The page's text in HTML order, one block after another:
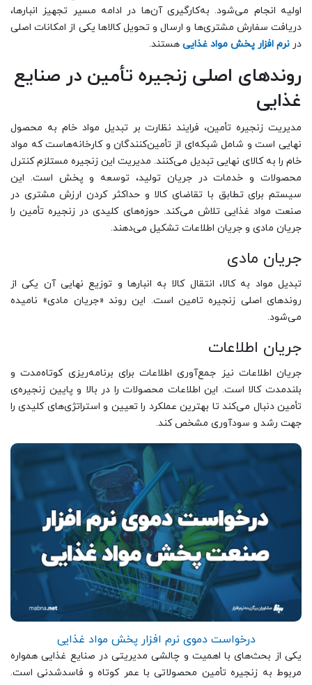
اولیه انجام می‌شود. به‌کارگیری آن‌ها در ادامه مسیر تجهیز انبارها،
دریافت سفارش مشتری‌ها و ارسال و تحویل کالاها یکی از امکانات اصلی
در نرم افزار پخش مواد غذایی هستند.
روند‌های اصلی زنجیره تأمین در صنایع
غذایی
مدیریت زنجیره تأمین، فرایند نظارت بر تبدیل مواد خام به محصول
نهایی است و شامل شبکه‌ای از تأمین‌کنندگان و کارخانه‌‌هاست که مواد
خام را به کالای نهایی تبدیل می‌کنند. مدیریت این زنجیره‌ مستلزم کنترل
محصولات و خدمات در جریان تولید، توسعه و پخش است. این
سیستم برای تطابق با تقاضای کالا و حداکثر کردن ارزش مشتری در
صنعت مواد غذایی تلاش می‌کند. حوزه‌های کلیدی در زنجیره‌ تأمین را
جریان مادی و جریان اطلاعات تشکیل می‌دهند.
جریان مادی
تبدیل مواد به کالا، انتقال کالا به انبارها و توزیع نهایی آن یکی از
روندهای اصلی زنجیره تامین است. این روند «جریان مادی» نامیده
می‌شود.
جریان اطلاعات
جریان اطلاعات نیز جمع‌آوری اطلاعات برای برنامه‌ریزی کوتاه‌مدت و
بلندمدت کالا است. این اطلاعات محصولات را در بالا و پایین زنجیره‌ی
تأمین دنبال می‌کند تا بهترین عملکرد را تعیین و استراتژی‌های کلیدی را
جهت رشد و سودآوری مشخص کند.
درخواست دموی نرم افزار پخش مواد غذایی
یکی از بحث‌های با اهمیت‌ و چالشی‌ مدیریتی در صنایع غذایی همواره
مربوط به زنجیره تأمین محصولاتی با عمر کوتاه و فاسدشدنی است.